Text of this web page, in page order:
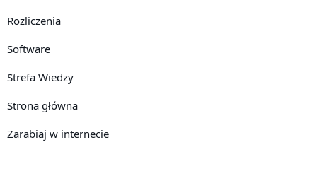
Rozliczenia
Software
Strefa Wiedzy
Strona główna
Zarabiaj w internecie